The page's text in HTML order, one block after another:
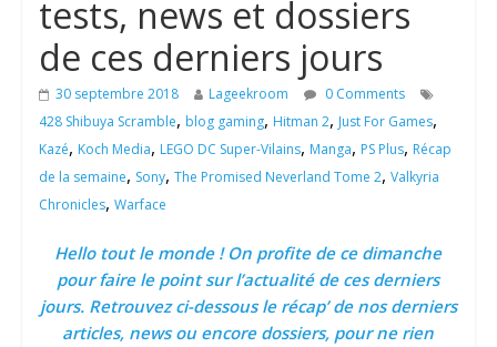
tests, news et dossiers
de ces derniers jours
30 septembre 2018 Lageekroom
0 Comments
428 Shibuya Scramble, blog gaming, Hitman 2, Just For Games,
Kazé, Koch Media, LEGO DC Super-Vilains, Manga, PS Plus, Récap
de la semaine, Sony, The Promised Neverland Tome 2, Valkyria
Chronicles, Warface
Hello tout le monde ! On profite de ce dimanche
pour faire le point sur l’actualité de ces derniers
jours. Retrouvez ci-dessous le récap’ de nos derniers
articles, news ou encore dossiers, pour ne rien